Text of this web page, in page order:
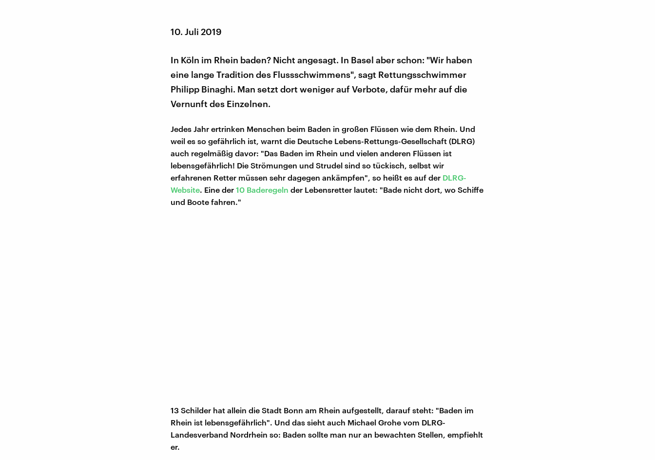
10. Juli 2019
In Köln im Rhein baden? Nicht angesagt. In Basel aber schon: "Wir haben
eine lange Tradition des Flussschwimmens", sagt Rettungsschwimmer
Philipp Binaghi. Man setzt dort weniger auf Verbote, dafür mehr auf die
Vernunft des Einzelnen.
Jedes Jahr ertrinken Menschen beim Baden in großen Flüssen wie dem Rhein. Und
weil es so gefährlich ist, warnt die Deutsche Lebens-Rettungs-Gesellschaft (DLRG)
auch regelmäßig davor: "Das Baden im Rhein und vielen anderen Flüssen ist
lebensgefährlich! Die Strömungen und Strudel sind so tückisch, selbst wir
erfahrenen Retter müssen sehr dagegen ankämpfen", so heißt es auf der DLRG-
Website. Eine der 10 Baderegeln der Lebensretter lautet: "Bade nicht dort, wo Schiffe
und Boote fahren."
13 Schilder hat allein die Stadt Bonn am Rhein aufgestellt, darauf steht: "Baden im
Rhein ist lebensgefährlich". Und das sieht auch Michael Grohe vom DLRG-
Landesverband Nordrhein so: Baden sollte man nur an bewachten Stellen, empfiehlt
er.